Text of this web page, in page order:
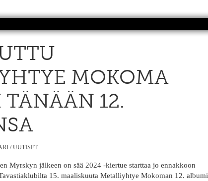
MOKOMA
12.
/UUTISET
Myrskyn jälkeen on sää 2024 -kiertue starttaa jo ennakkoon
15. maaliskuuta Metalliyhtye Mokoman 12. albumi